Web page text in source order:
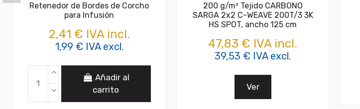
Retenedor de Bordes de Corcho
para Infusión
2,41 € IVA incl.
1,99 € IVA excl.
Añadir al
carrito
200 g/m² Tejido CARBONO
SARGA 2x2 C-WEAVE 200T/3 3K
HS SPOT, ancho 125 cm
47,83 € IVA incl.
39,53 € IVA excl.
Ver